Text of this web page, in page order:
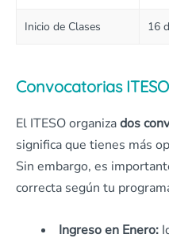
Inicio de Clases 16
Convocatorias
El ITESO organizados
significa que tienes más
Sin embargo, es
correcta según tu
Ingreso en Enero: